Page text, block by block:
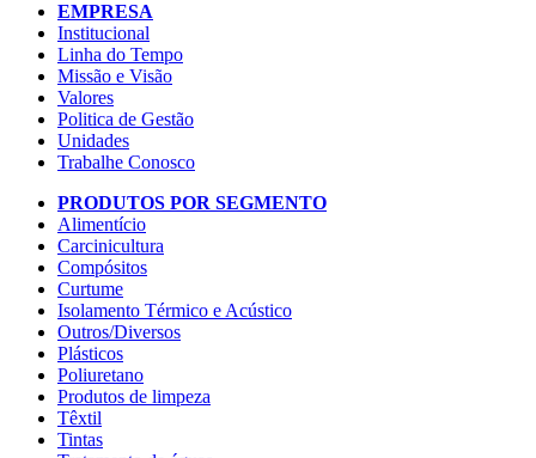
EMPRESA
Institucional
Linha do Tempo
Missão e Visão
Valores
Politica de Gestão
Unidades
Trabalhe Conosco
PRODUTOS POR SEGMENTO
Alimentício
Carcinicultura
Compósitos
Curtume
Isolamento Térmico e Acústico
Outros/Diversos
Plásticos
Poliuretano
Produtos de limpeza
Têxtil
Tintas